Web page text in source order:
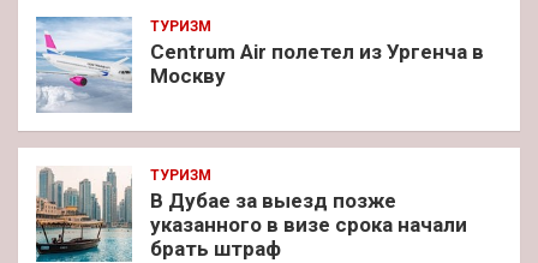
ТУРИЗМ
Centrum Air полетел из Ургенча в
Москву
ТУРИЗМ
В Дубае за выезд позже
указанного в визе срока начали
брать штраф